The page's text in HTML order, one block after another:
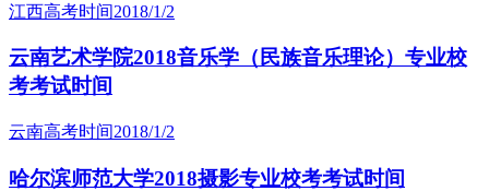
江西高考时间2018/1/2
云南艺术学院2018音乐学（民族音乐理论）专业校
考考试时间
云南高考时间2018/1/2
哈尔滨师范大学2018摄影专业校考考试时间